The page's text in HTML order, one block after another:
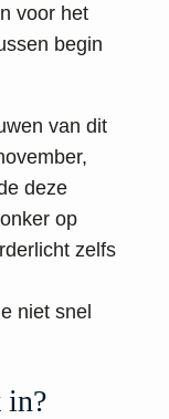
voor het
begin
van dit
deze
op
zelfs
niet snel
in?